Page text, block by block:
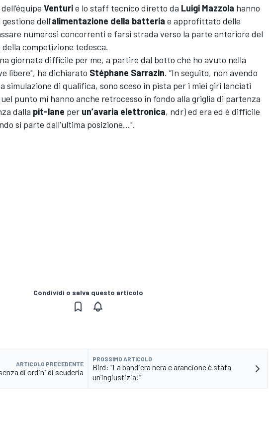
Venturie lo staff tecnico diretto da Luigi Mazzola hanno
dell'alimentazione della batteria e approfittato delle
numerosi concorrenti e farsi strada verso la parte anteriore del
competizione tedesca.
giornata difficile per me, a partire dal botto che ho avuto nella
libere", ha dichiarato Stéphane Sarrazin. “In seguito, non avendo
simulazione di qualifica, sono sceso in pista per i miei giri lanciati
punto mi hanno anche retrocesso in fondo alla griglia di partenza
dalla pit-lane per un’avaria elettronica, ndr) ed era ed è difficile
si parte dall'ultima posizione...".
Condividi o salva questo articolo
ARTICOLO PRECEDENTE
di ordini di scuderia
PROSSIMO ARTICOLO
Bird: “La bandiera nera e arancione è stata
un’ingiustizia!”